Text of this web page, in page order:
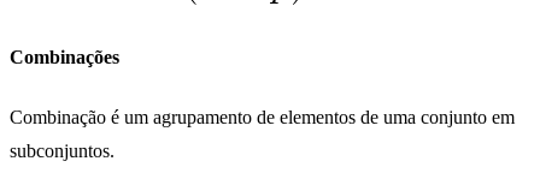
Combinações
Combinação é um agrupamento de elementos de uma conjunto em
subconjuntos.